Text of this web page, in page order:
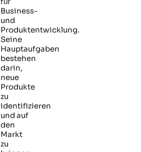
Business-
und
Produktentwicklung.
Seine
Hauptaufgaben
bestehen
darin,
neue
Produkte
zu
identifizieren
und auf
den
Markt
zu